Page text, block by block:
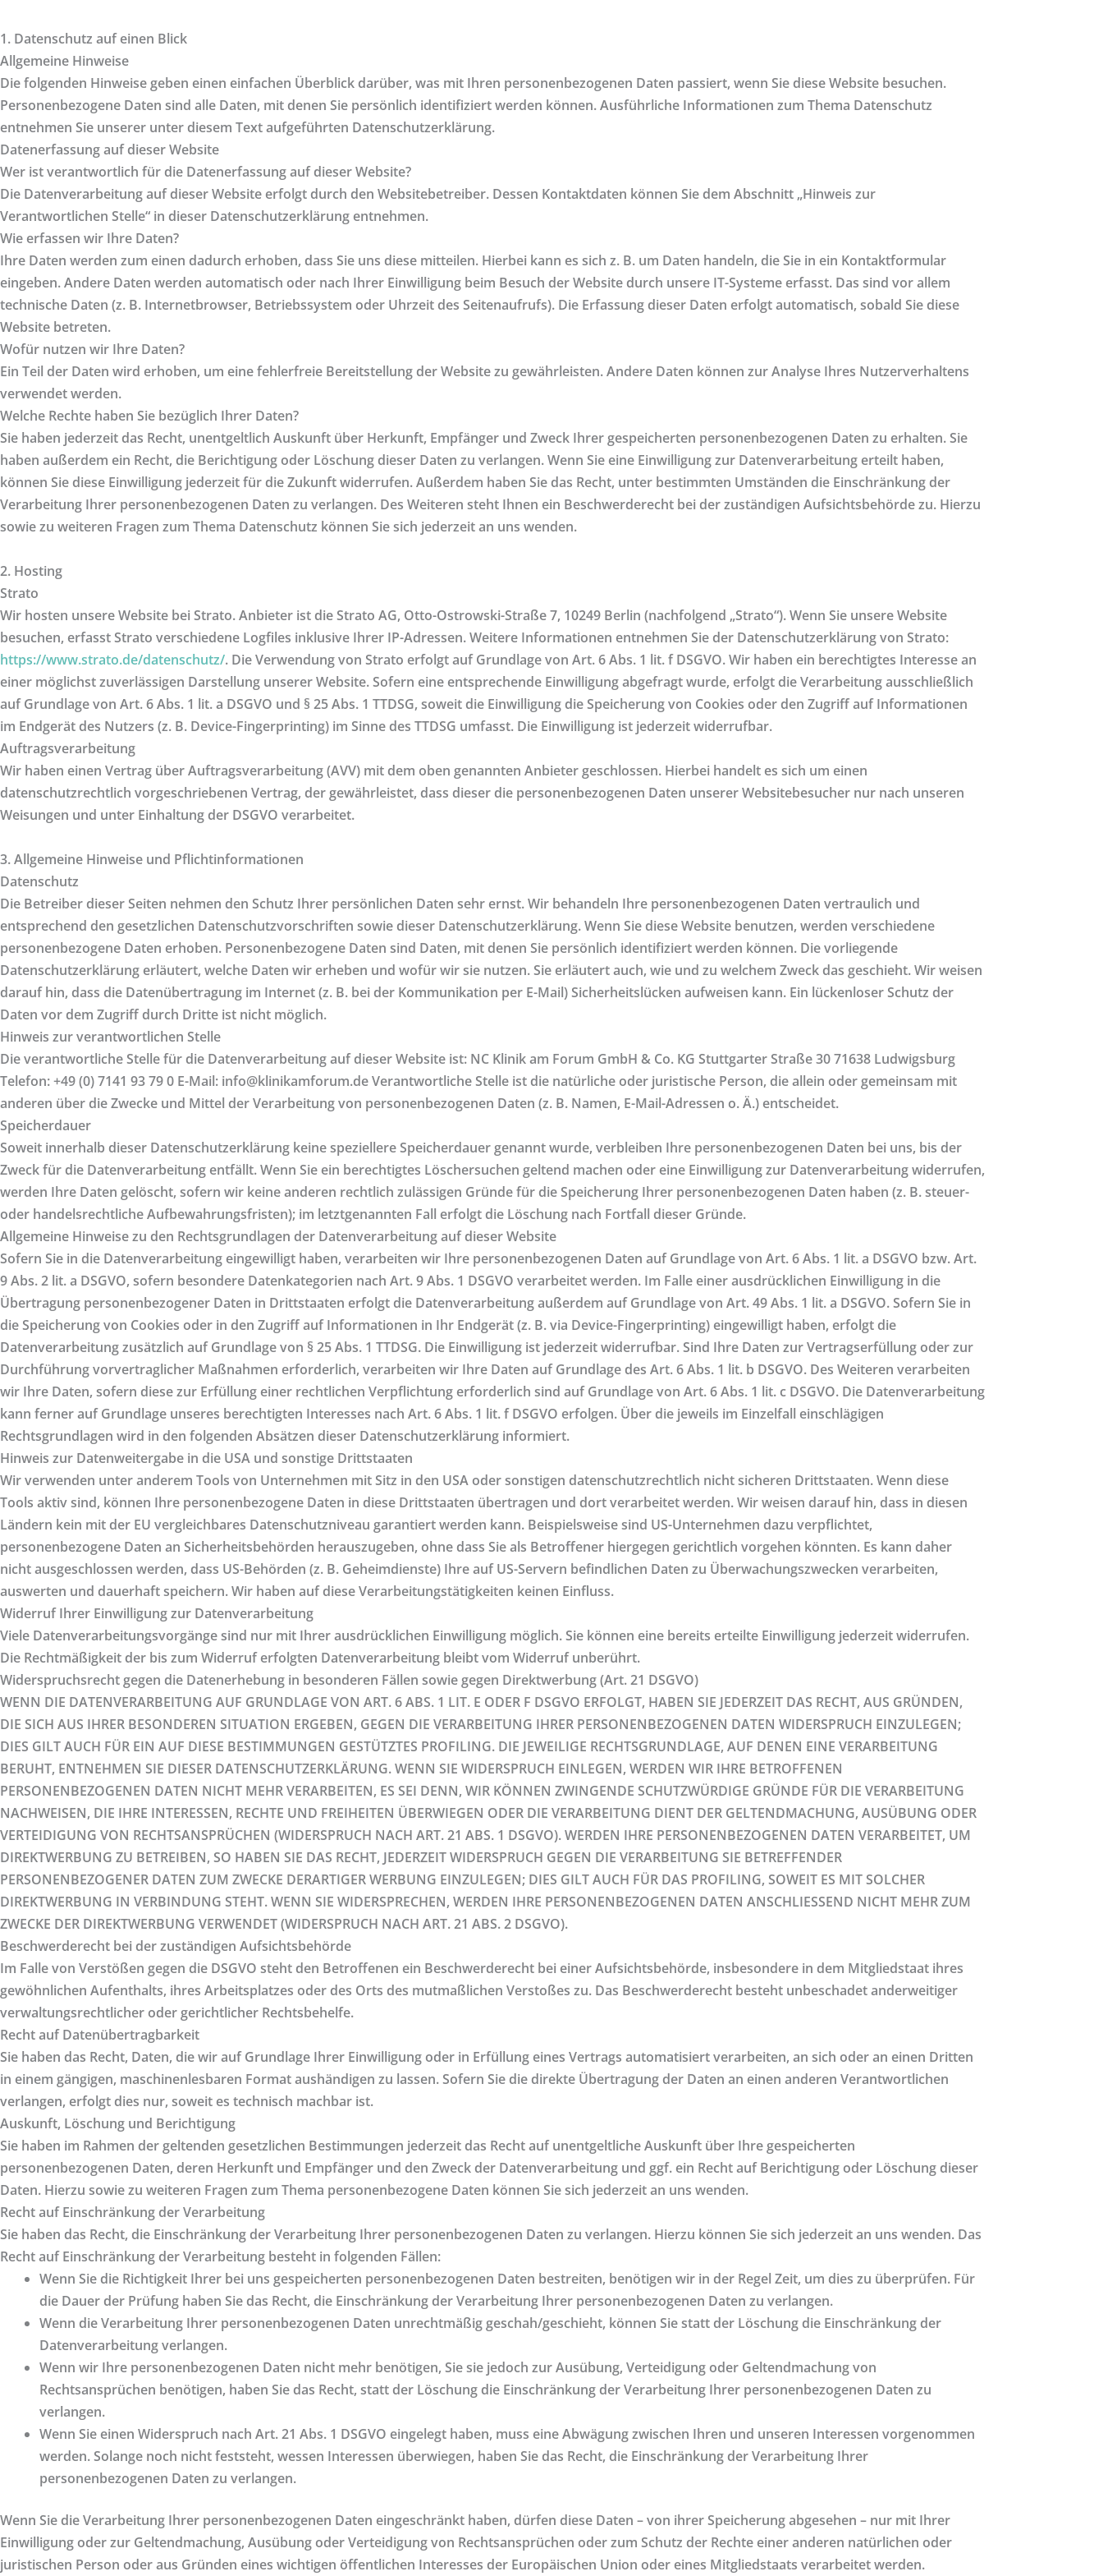
1. Datenschutz auf einen Blick
Allgemeine Hinweise
Die folgenden Hinweise geben einen einfachen Überblick darüber, was mit Ihren personenbezogenen Daten passiert, wenn Sie diese Website besuchen.
Personenbezogene Daten sind alle Daten, mit denen Sie persönlich identifiziert werden können. Ausführliche Informationen zum Thema Datenschutz
entnehmen Sie unserer unter diesem Text aufgeführten Datenschutzerklärung.
Datenerfassung auf dieser Website
Wer ist verantwortlich für die Datenerfassung auf dieser Website?
Die Datenverarbeitung auf dieser Website erfolgt durch den Websitebetreiber. Dessen Kontaktdaten können Sie dem Abschnitt „Hinweis zur
Verantwortlichen Stelle“ in dieser Datenschutzerklärung entnehmen.
Wie erfassen wir Ihre Daten?
Ihre Daten werden zum einen dadurch erhoben, dass Sie uns diese mitteilen. Hierbei kann es sich z. B. um Daten handeln, die Sie in ein Kontaktformular
eingeben. Andere Daten werden automatisch oder nach Ihrer Einwilligung beim Besuch der Website durch unsere IT-Systeme erfasst. Das sind vor allem
technische Daten (z. B. Internetbrowser, Betriebssystem oder Uhrzeit des Seitenaufrufs). Die Erfassung dieser Daten erfolgt automatisch, sobald Sie diese
Website betreten.
Wofür nutzen wir Ihre Daten?
Ein Teil der Daten wird erhoben, um eine fehlerfreie Bereitstellung der Website zu gewährleisten. Andere Daten können zur Analyse Ihres Nutzerverhaltens
verwendet werden.
Welche Rechte haben Sie bezüglich Ihrer Daten?
Sie haben jederzeit das Recht, unentgeltlich Auskunft über Herkunft, Empfänger und Zweck Ihrer gespeicherten personenbezogenen Daten zu erhalten. Sie
haben außerdem ein Recht, die Berichtigung oder Löschung dieser Daten zu verlangen. Wenn Sie eine Einwilligung zur Datenverarbeitung erteilt haben,
können Sie diese Einwilligung jederzeit für die Zukunft widerrufen. Außerdem haben Sie das Recht, unter bestimmten Umständen die Einschränkung der
Verarbeitung Ihrer personenbezogenen Daten zu verlangen. Des Weiteren steht Ihnen ein Beschwerderecht bei der zuständigen Aufsichtsbehörde zu. Hierzu
sowie zu weiteren Fragen zum Thema Datenschutz können Sie sich jederzeit an uns wenden.
2. Hosting
Strato
Wir hosten unsere Website bei Strato. Anbieter ist die Strato AG, Otto-Ostrowski-Straße 7, 10249 Berlin (nachfolgend „Strato“). Wenn Sie unsere Website
besuchen, erfasst Strato verschiedene Logfiles inklusive Ihrer IP-Adressen. Weitere Informationen entnehmen Sie der Datenschutzerklärung von Strato:
https://www.strato.de/datenschutz/. Die Verwendung von Strato erfolgt auf Grundlage von Art. 6 Abs. 1 lit. f DSGVO. Wir haben ein berechtigtes Interesse an
einer möglichst zuverlässigen Darstellung unserer Website. Sofern eine entsprechende Einwilligung abgefragt wurde, erfolgt die Verarbeitung ausschließlich
auf Grundlage von Art. 6 Abs. 1 lit. a DSGVO und § 25 Abs. 1 TTDSG, soweit die Einwilligung die Speicherung von Cookies oder den Zugriff auf Informationen
im Endgerät des Nutzers (z. B. Device-Fingerprinting) im Sinne des TTDSG umfasst. Die Einwilligung ist jederzeit widerrufbar.
Auftragsverarbeitung
Wir haben einen Vertrag über Auftragsverarbeitung (AVV) mit dem oben genannten Anbieter geschlossen. Hierbei handelt es sich um einen
datenschutzrechtlich vorgeschriebenen Vertrag, der gewährleistet, dass dieser die personenbezogenen Daten unserer Websitebesucher nur nach unseren
Weisungen und unter Einhaltung der DSGVO verarbeitet.
3. Allgemeine Hinweise und Pflicht­informationen
Datenschutz
Die Betreiber dieser Seiten nehmen den Schutz Ihrer persönlichen Daten sehr ernst. Wir behandeln Ihre personenbezogenen Daten vertraulich und
entsprechend den gesetzlichen Datenschutzvorschriften sowie dieser Datenschutzerklärung. Wenn Sie diese Website benutzen, werden verschiedene
personenbezogene Daten erhoben. Personenbezogene Daten sind Daten, mit denen Sie persönlich identifiziert werden können. Die vorliegende
Datenschutzerklärung erläutert, welche Daten wir erheben und wofür wir sie nutzen. Sie erläutert auch, wie und zu welchem Zweck das geschieht. Wir weisen
darauf hin, dass die Datenübertragung im Internet (z. B. bei der Kommunikation per E-Mail) Sicherheitslücken aufweisen kann. Ein lückenloser Schutz der
Daten vor dem Zugriff durch Dritte ist nicht möglich.
Hinweis zur verantwortlichen Stelle
Die verantwortliche Stelle für die Datenverarbeitung auf dieser Website ist: NC Klinik am Forum GmbH & Co. KG Stuttgarter Straße 30 71638 Ludwigsburg
Telefon: +49 (0) 7141 93 79 0 E-Mail: info@klinikamforum.de Verantwortliche Stelle ist die natürliche oder juristische Person, die allein oder gemeinsam mit
anderen über die Zwecke und Mittel der Verarbeitung von personenbezogenen Daten (z. B. Namen, E-Mail-Adressen o. Ä.) entscheidet.
Speicherdauer
Soweit innerhalb dieser Datenschutzerklärung keine speziellere Speicherdauer genannt wurde, verbleiben Ihre personenbezogenen Daten bei uns, bis der
Zweck für die Datenverarbeitung entfällt. Wenn Sie ein berechtigtes Löschersuchen geltend machen oder eine Einwilligung zur Datenverarbeitung widerrufen,
werden Ihre Daten gelöscht, sofern wir keine anderen rechtlich zulässigen Gründe für die Speicherung Ihrer personenbezogenen Daten haben (z. B. steuer-
oder handelsrechtliche Aufbewahrungsfristen); im letztgenannten Fall erfolgt die Löschung nach Fortfall dieser Gründe.
Allgemeine Hinweise zu den Rechtsgrundlagen der Datenverarbeitung auf dieser Website
Sofern Sie in die Datenverarbeitung eingewilligt haben, verarbeiten wir Ihre personenbezogenen Daten auf Grundlage von Art. 6 Abs. 1 lit. a DSGVO bzw. Art.
9 Abs. 2 lit. a DSGVO, sofern besondere Datenkategorien nach Art. 9 Abs. 1 DSGVO verarbeitet werden. Im Falle einer ausdrücklichen Einwilligung in die
Übertragung personenbezogener Daten in Drittstaaten erfolgt die Datenverarbeitung außerdem auf Grundlage von Art. 49 Abs. 1 lit. a DSGVO. Sofern Sie in
die Speicherung von Cookies oder in den Zugriff auf Informationen in Ihr Endgerät (z. B. via Device-Fingerprinting) eingewilligt haben, erfolgt die
Datenverarbeitung zusätzlich auf Grundlage von § 25 Abs. 1 TTDSG. Die Einwilligung ist jederzeit widerrufbar. Sind Ihre Daten zur Vertragserfüllung oder zur
Durchführung vorvertraglicher Maßnahmen erforderlich, verarbeiten wir Ihre Daten auf Grundlage des Art. 6 Abs. 1 lit. b DSGVO. Des Weiteren verarbeiten
wir Ihre Daten, sofern diese zur Erfüllung einer rechtlichen Verpflichtung erforderlich sind auf Grundlage von Art. 6 Abs. 1 lit. c DSGVO. Die Datenverarbeitung
kann ferner auf Grundlage unseres berechtigten Interesses nach Art. 6 Abs. 1 lit. f DSGVO erfolgen. Über die jeweils im Einzelfall einschlägigen
Rechtsgrundlagen wird in den folgenden Absätzen dieser Datenschutzerklärung informiert.
Hinweis zur Datenweitergabe in die USA und sonstige Drittstaaten
Wir verwenden unter anderem Tools von Unternehmen mit Sitz in den USA oder sonstigen datenschutzrechtlich nicht sicheren Drittstaaten. Wenn diese
Tools aktiv sind, können Ihre personenbezogene Daten in diese Drittstaaten übertragen und dort verarbeitet werden. Wir weisen darauf hin, dass in diesen
Ländern kein mit der EU vergleichbares Datenschutzniveau garantiert werden kann. Beispielsweise sind US-Unternehmen dazu verpflichtet,
personenbezogene Daten an Sicherheitsbehörden herauszugeben, ohne dass Sie als Betroffener hiergegen gerichtlich vorgehen könnten. Es kann daher
nicht ausgeschlossen werden, dass US-Behörden (z. B. Geheimdienste) Ihre auf US-Servern befindlichen Daten zu Überwachungszwecken verarbeiten,
auswerten und dauerhaft speichern. Wir haben auf diese Verarbeitungstätigkeiten keinen Einfluss.
Widerruf Ihrer Einwilligung zur Datenverarbeitung
Viele Datenverarbeitungsvorgänge sind nur mit Ihrer ausdrücklichen Einwilligung möglich. Sie können eine bereits erteilte Einwilligung jederzeit widerrufen.
Die Rechtmäßigkeit der bis zum Widerruf erfolgten Datenverarbeitung bleibt vom Widerruf unberührt.
Widerspruchsrecht gegen die Datenerhebung in besonderen Fällen sowie gegen Direktwerbung (Art. 21 DSGVO)
WENN DIE DATENVERARBEITUNG AUF GRUNDLAGE VON ART. 6 ABS. 1 LIT. E ODER F DSGVO ERFOLGT, HABEN SIE JEDERZEIT DAS RECHT, AUS GRÜNDEN,
DIE SICH AUS IHRER BESONDEREN SITUATION ERGEBEN, GEGEN DIE VERARBEITUNG IHRER PERSONENBEZOGENEN DATEN WIDERSPRUCH EINZULEGEN;
DIES GILT AUCH FÜR EIN AUF DIESE BESTIMMUNGEN GESTÜTZTES PROFILING. DIE JEWEILIGE RECHTSGRUNDLAGE, AUF DENEN EINE VERARBEITUNG
BERUHT, ENTNEHMEN SIE DIESER DATENSCHUTZERKLÄRUNG. WENN SIE WIDERSPRUCH EINLEGEN, WERDEN WIR IHRE BETROFFENEN
PERSONENBEZOGENEN DATEN NICHT MEHR VERARBEITEN, ES SEI DENN, WIR KÖNNEN ZWINGENDE SCHUTZWÜRDIGE GRÜNDE FÜR DIE VERARBEITUNG
NACHWEISEN, DIE IHRE INTERESSEN, RECHTE UND FREIHEITEN ÜBERWIEGEN ODER DIE VERARBEITUNG DIENT DER GELTENDMACHUNG, AUSÜBUNG ODER
VERTEIDIGUNG VON RECHTSANSPRÜCHEN (WIDERSPRUCH NACH ART. 21 ABS. 1 DSGVO). WERDEN IHRE PERSONENBEZOGENEN DATEN VERARBEITET, UM
DIREKTWERBUNG ZU BETREIBEN, SO HABEN SIE DAS RECHT, JEDERZEIT WIDERSPRUCH GEGEN DIE VERARBEITUNG SIE BETREFFENDER
PERSONENBEZOGENER DATEN ZUM ZWECKE DERARTIGER WERBUNG EINZULEGEN; DIES GILT AUCH FÜR DAS PROFILING, SOWEIT ES MIT SOLCHER
DIREKTWERBUNG IN VERBINDUNG STEHT. WENN SIE WIDERSPRECHEN, WERDEN IHRE PERSONENBEZOGENEN DATEN ANSCHLIESSEND NICHT MEHR ZUM
ZWECKE DER DIREKTWERBUNG VERWENDET (WIDERSPRUCH NACH ART. 21 ABS. 2 DSGVO).
Beschwerde­recht bei der zuständigen Aufsichts­behörde
Im Falle von Verstößen gegen die DSGVO steht den Betroffenen ein Beschwerderecht bei einer Aufsichtsbehörde, insbesondere in dem Mitgliedstaat ihres
gewöhnlichen Aufenthalts, ihres Arbeitsplatzes oder des Orts des mutmaßlichen Verstoßes zu. Das Beschwerderecht besteht unbeschadet anderweitiger
verwaltungsrechtlicher oder gerichtlicher Rechtsbehelfe.
Recht auf Daten­übertrag­barkeit
Sie haben das Recht, Daten, die wir auf Grundlage Ihrer Einwilligung oder in Erfüllung eines Vertrags automatisiert verarbeiten, an sich oder an einen Dritten
in einem gängigen, maschinenlesbaren Format aushändigen zu lassen. Sofern Sie die direkte Übertragung der Daten an einen anderen Verantwortlichen
verlangen, erfolgt dies nur, soweit es technisch machbar ist.
Auskunft, Löschung und Berichtigung
Sie haben im Rahmen der geltenden gesetzlichen Bestimmungen jederzeit das Recht auf unentgeltliche Auskunft über Ihre gespeicherten
personenbezogenen Daten, deren Herkunft und Empfänger und den Zweck der Datenverarbeitung und ggf. ein Recht auf Berichtigung oder Löschung dieser
Daten. Hierzu sowie zu weiteren Fragen zum Thema personenbezogene Daten können Sie sich jederzeit an uns wenden.
Recht auf Einschränkung der Verarbeitung
Sie haben das Recht, die Einschränkung der Verarbeitung Ihrer personenbezogenen Daten zu verlangen. Hierzu können Sie sich jederzeit an uns wenden. Das
Recht auf Einschränkung der Verarbeitung besteht in folgenden Fällen:
Wenn Sie die Richtigkeit Ihrer bei uns gespeicherten personenbezogenen Daten bestreiten, benötigen wir in der Regel Zeit, um dies zu überprüfen. Für
die Dauer der Prüfung haben Sie das Recht, die Einschränkung der Verarbeitung Ihrer personenbezogenen Daten zu verlangen.
Wenn die Verarbeitung Ihrer personenbezogenen Daten unrechtmäßig geschah/geschieht, können Sie statt der Löschung die Einschränkung der
Datenverarbeitung verlangen.
Wenn wir Ihre personenbezogenen Daten nicht mehr benötigen, Sie sie jedoch zur Ausübung, Verteidigung oder Geltendmachung von
Rechtsansprüchen benötigen, haben Sie das Recht, statt der Löschung die Einschränkung der Verarbeitung Ihrer personenbezogenen Daten zu
verlangen.
Wenn Sie einen Widerspruch nach Art. 21 Abs. 1 DSGVO eingelegt haben, muss eine Abwägung zwischen Ihren und unseren Interessen vorgenommen
werden. Solange noch nicht feststeht, wessen Interessen überwiegen, haben Sie das Recht, die Einschränkung der Verarbeitung Ihrer
personenbezogenen Daten zu verlangen.
Wenn Sie die Verarbeitung Ihrer personenbezogenen Daten eingeschränkt haben, dürfen diese Daten – von ihrer Speicherung abgesehen – nur mit Ihrer
Einwilligung oder zur Geltendmachung, Ausübung oder Verteidigung von Rechtsansprüchen oder zum Schutz der Rechte einer anderen natürlichen oder
juristischen Person oder aus Gründen eines wichtigen öffentlichen Interesses der Europäischen Union oder eines Mitgliedstaats verarbeitet werden.